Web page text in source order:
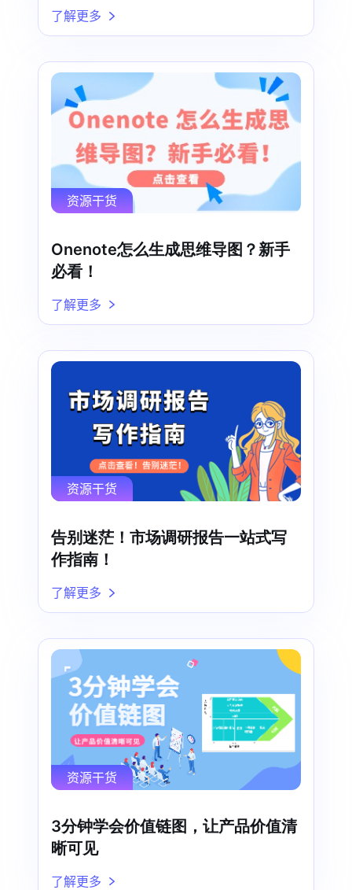
了解更多
资源干货
Onenote怎么生成思维导图？新手
必看！
了解更多
资源干货
告别迷茫！市场调研报告一站式写
作指南！
了解更多
资源干货
3分钟学会价值链图，让产品价值清
晰可见
了解更多